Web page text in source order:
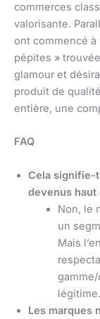
commerces
valorisante.
ont commencé à
pépites »
glamour et
produit de
entière, une
FAQ
Cela signifie-
devenus haut
Non, le
un
Mais
légitime.
Les marques